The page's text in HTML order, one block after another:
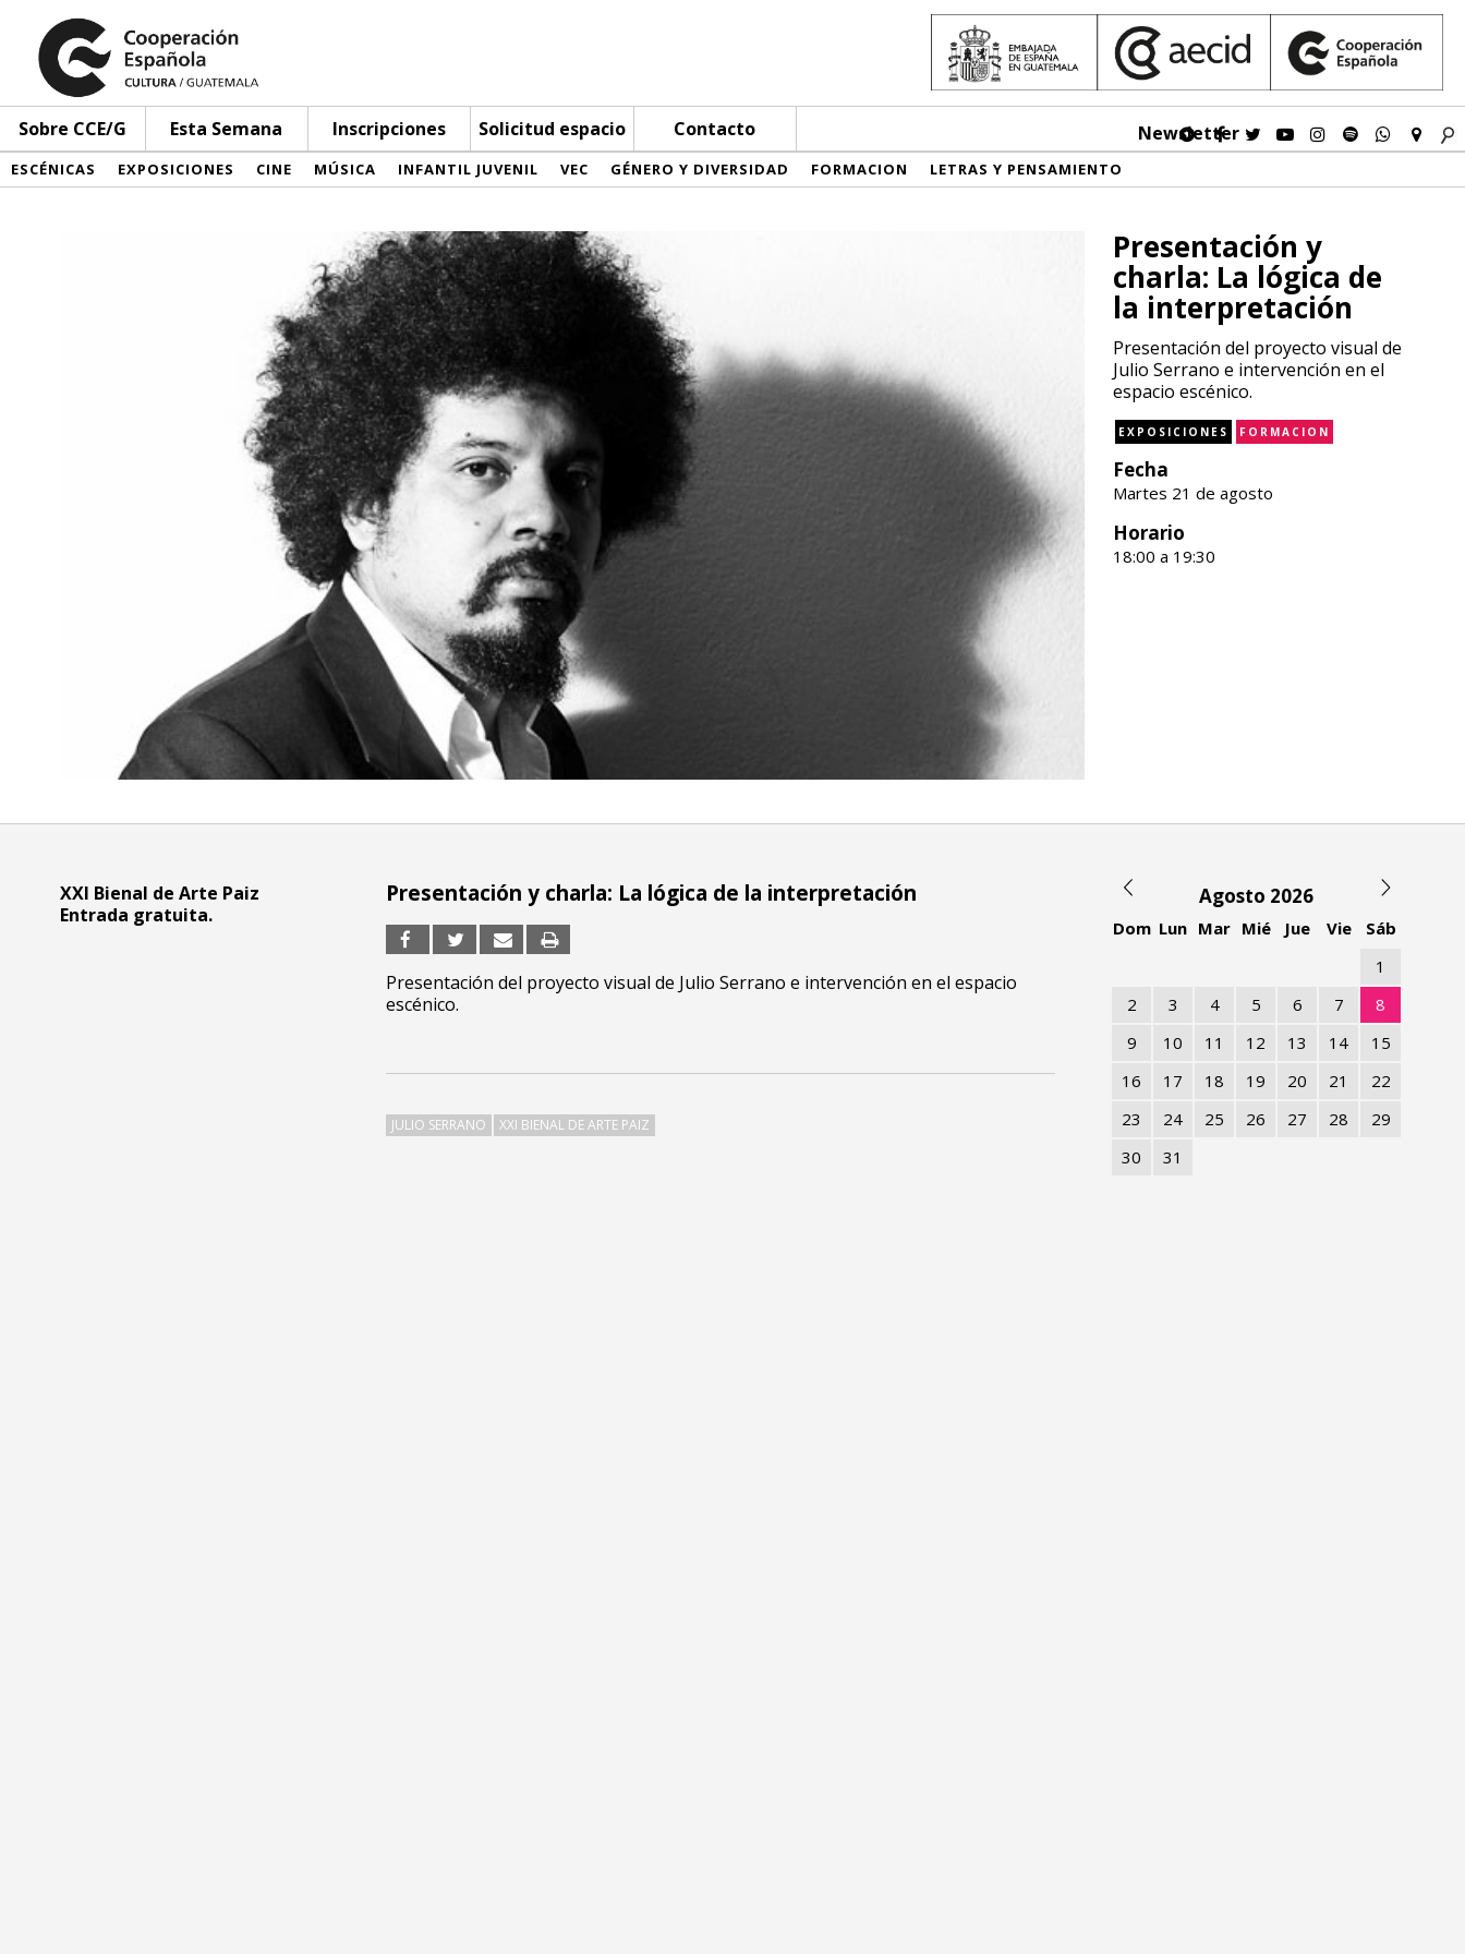
Sobre CCE/G Esta Semana Inscripciones Solicitud espacio Contacto Newsletter
ESCÉNICAS EXPOSICIONES CINE MÚSICA INFANTIL JUVENIL VEC GÉNERO Y DIVERSIDAD FORMACION LETRAS Y PENSAMIENTO
Presentación y
charla: La lógica de
la interpretación
Presentación del proyecto visual de
Julio Serrano e intervención en el
espacio escénico.
EXPOSICIONES FORMACION
Fecha
Martes 21 de agosto
Horario
18:00 a 19:30
XXI Bienal de Arte Paiz
Entrada gratuita.
Presentación y charla: La lógica de la interpretación
Presentación del proyecto visual de Julio Serrano e intervención en el espacio
escénico.
JULIO SERRANO XXI BIENAL DE ARTE PAIZ
Agosto 2026
Dom Lun Mar Mié Jue Vie
Sáb
1
2
3 4 5 6 7
8
9
10 11 12 13 14
15
16
17 18 19 20 21
22
23
24 25 26 27 28
29
30
31